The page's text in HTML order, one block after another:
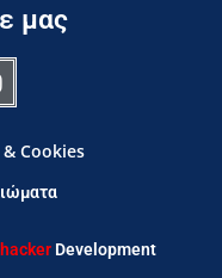
μας
Cookies
Development